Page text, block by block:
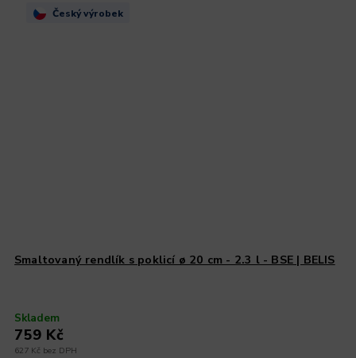
Český výrobek
Smaltovaný rendlík s poklicí ø 20 cm - 2.3 l - BSE | BELIS
Skladem
627 Kč bez DPH
759 Kč